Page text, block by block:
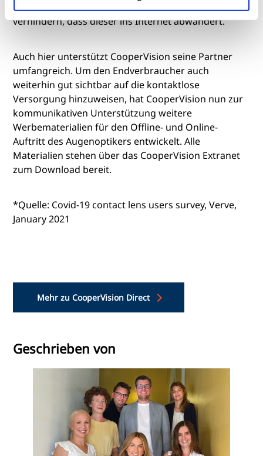
Kontakt zum Endverbraucher zu halten und zu
verhindern, dass dieser ins Internet abwandert.
Auch hier unterstützt CooperVision seine Partner
umfangreich. Um den Endverbraucher auch
weiterhin gut sichtbar auf die kontaktlose
Versorgung hinzuweisen, hat CooperVision nun zur
kommunikativen Unterstützung weitere
Werbematerialien für den Offline- und Online-
Auftritt des Augenoptikers entwickelt. Alle
Materialien stehen über das CooperVision Extranet
zum Download bereit.
*Quelle: Covid-19 contact lens users survey, Verve,
January 2021
Mehr zu CooperVision Direct
Geschrieben von